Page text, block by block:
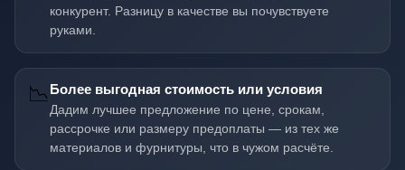
конкурент. Разницу в качестве вы почувствуете
руками.
📉Более выгодная стоимость или условия
Дадим лучшее предложение по цене, срокам,
рассрочке или размеру предоплаты — из тех же
материалов и фурнитуры, что в чужом расчёте.